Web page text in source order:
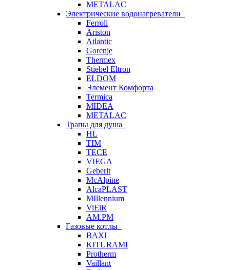
METALAC
Электрические водонагреватели
Ferroli
Ariston
Atlantic
Gorenje
Thermex
Stiebel Eltron
ELDOM
Элемент Комфорта
Termica
MIDEA
METALAC
Трапы для душа
HL
TIM
TECE
VIEGA
Geberit
McAlpine
AlcaPLAST
MIllennium
ViEiR
AM.PM
Газовые котлы
BAXI
KITURAMI
Protherm
Vaillant